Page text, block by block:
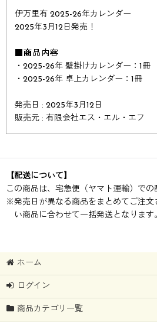
伊万里有 2025-26年カレンダー​​
2025年3月12日発売！​
■商品内容
・2025-26年 壁掛けカレンダー：1冊
・2025-26年 卓上カレンダー：1冊
発売日 : 2025年3月12日
販売元 : 有限会社エス・エル・エフ
【配送について】
この商品は、宅急便（ヤマト運輸）での
※発売日が異なる商品をまとめてご注
い商品に合わせて一括発送となります
ホーム
ログイン
商品カテゴリ一覧